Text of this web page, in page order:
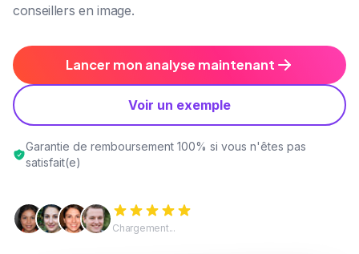
conseillers en image.
Lancer mon analyse maintenant
Voir un exemple
Garantie de remboursement 100% si vous n'êtes pas
satisfait(e)
Chargement...